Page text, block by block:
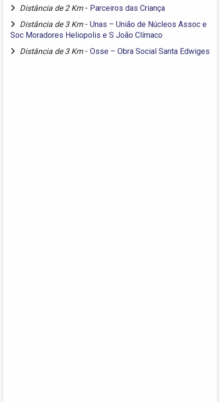
Distância de 2 Km - Parceiros das Criança
Distância de 3 Km - Unas – União de Núcleos Assoc e
Soc Moradores Heliopolis e S João Clímaco
Distância de 3 Km - Osse – Obra Social Santa Edwiges